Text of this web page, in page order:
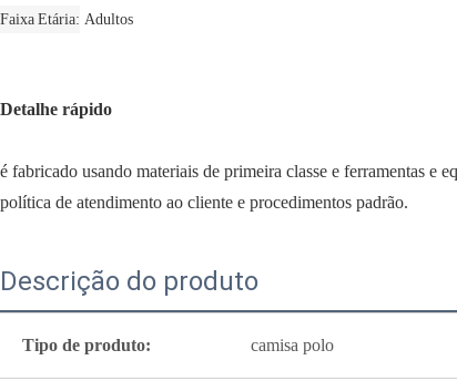
Faixa Etária Adultos
Detalhe rápido
é fabricado usando materiais de primeira classe e ferramentas e
política de atendimento ao cliente e procedimentos padrão.
Descrição do produto
Tipo de produto: camisa polo